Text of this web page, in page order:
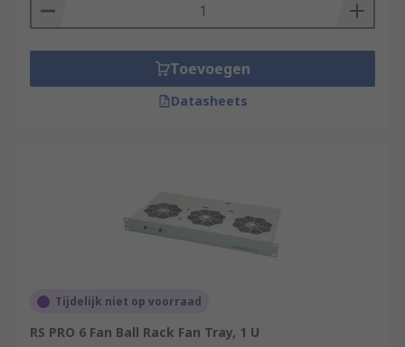
Toevoegen
Datasheets
Tijdelijk niet op voorraad
RS PRO 6 Fan Ball Rack Fan Tray, 1 U